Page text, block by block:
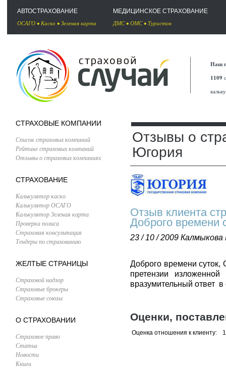
АВТОСТРАХОВАНИЕ
ОСАГО • Каско • Зеленая карта
МЕДИЦИНСКОЕ СТРАХОВАНИЕ
ДМС• ОМС• Туристов
Наш
1109
СТРАХОВЫЕ КОМПАНИИ
Список страховых компаний
Рейтинг страховых компаний
Отзывы о страховых компаниях
СТРАХОВАНИЕ
Калькулятор каско
Калькулятор ОСАГО
Калькулятор Зеленая карта
Проверка полиса
Страховая консультация
Тендеры по страхованию
ЖЕЛТЫЕ СТРАНИЦЫ
Страховой надзор
Страховые брокеры
Страховые союзы
О СТРАХОВАНИИ
Страховое право
Статьи
Новости
Книги
Отзывы о
Югория
Отзыв клиента
Доброго времени
23 / 10 / 2009 Калмыкова
Доброго времени
претензии
вразумительный ответ
Оценки,
Оценка отношения к клиенту: 1